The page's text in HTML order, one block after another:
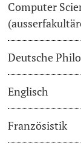
«Start
Mobilität
Campus
Hörerinnen/
Computer
Deutsche
Englisch
Französistik